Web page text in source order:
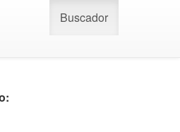
Buscador